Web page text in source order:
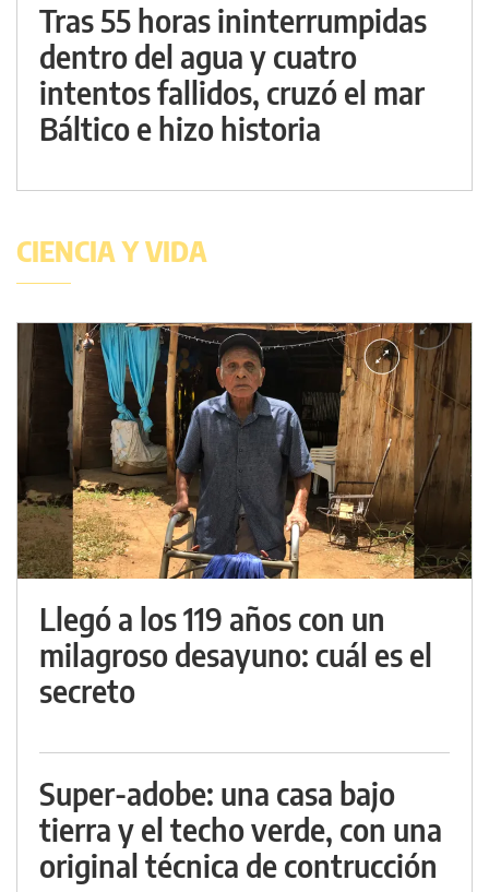
Tras 55 horas ininterrumpidas
dentro del agua y cuatro
intentos fallidos, cruzó el mar
Báltico e hizo historia
CIENCIA Y VIDA
Llegó a los 119 años con un
milagroso desayuno: cuál es el
secreto
Super-adobe: una casa bajo
tierra y el techo verde, con una
original técnica de contrucción